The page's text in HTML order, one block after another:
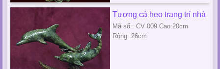
Tượng cá heo trang trí nhà
Mã số:: CV 009 Cao:20cm
Rộng: 26cm